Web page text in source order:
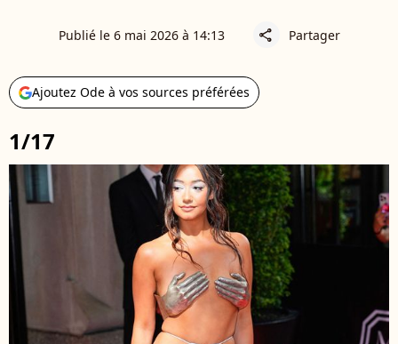
Publié le 6 mai 2026 à 14:13 share Partager
Ajoutez Ode à vos sources préférées
1/17